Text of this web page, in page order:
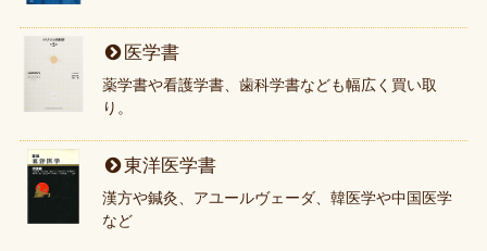
医学書
薬学書や看護学書、歯科学書なども幅広く買い取
り。
東洋医学書
漢方や鍼灸、アユールヴェーダ、韓医学や中国医学
など